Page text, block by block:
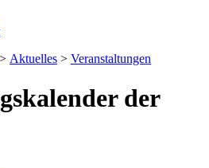
> Aktuelles > Veranstaltungen
der